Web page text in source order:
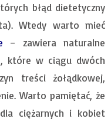
błąd dietetyczny
Wtedy warto mieć
– zawiera naturalne
które w ciągu dwóch
treści żołądkowej,
Warto pamiętać, że
ciężarnych i kobiet